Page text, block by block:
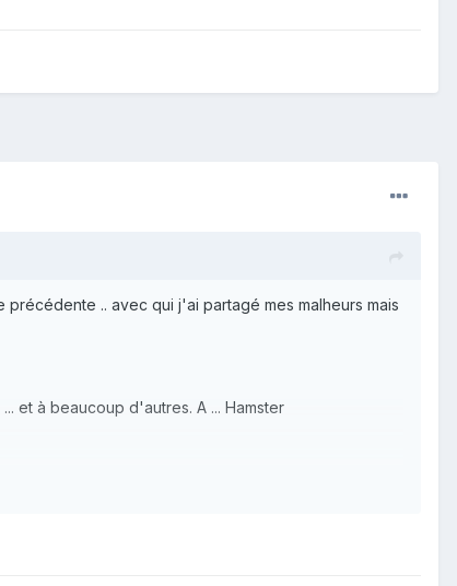
.. avec qui j'ai partagé mes malheurs mais
et à beaucoup d'autres. A ... Hamster